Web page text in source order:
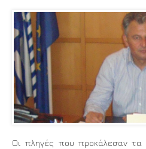
Οι πληγές που προκάλεσαν τα